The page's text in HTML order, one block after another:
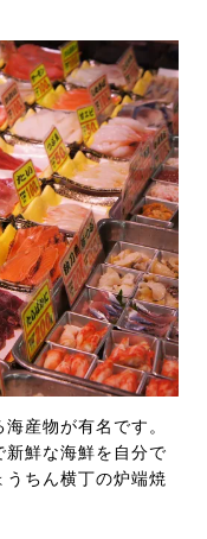
産物が有名です。
鮮な海鮮を自分で
ちん横丁の炉端焼